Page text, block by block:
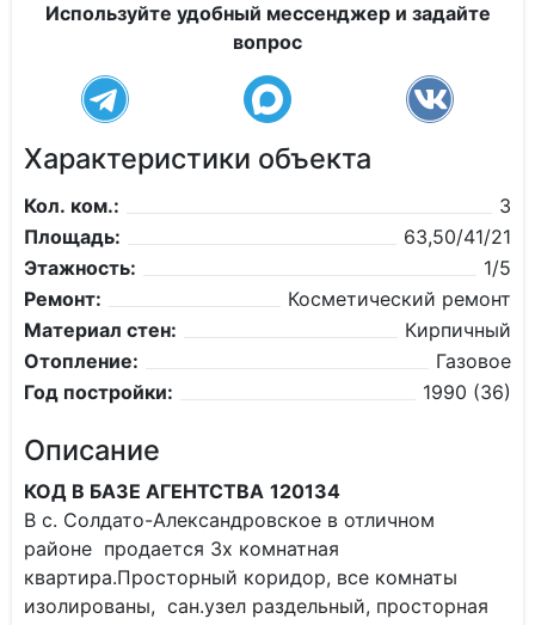
Используйте удобный мессенджер и задайте
вопрос
Характеристики объекта
Кол. ком.:
3
Площадь:
63,50/41/21
Этажность:
1/5
Ремонт:
Косметический ремонт
Материал стен:
Кирпичный
Отопление:
Газовое
Год постройки:
1990 (36)
Описание
КОД В БАЗЕ АГЕНТСТВА 120134
В с. Солдато-Александровское в отличном
районе продается 3х комнатная
квартира.Просторный коридор, все комнаты
изолированы, сан.узел раздельный, просторная